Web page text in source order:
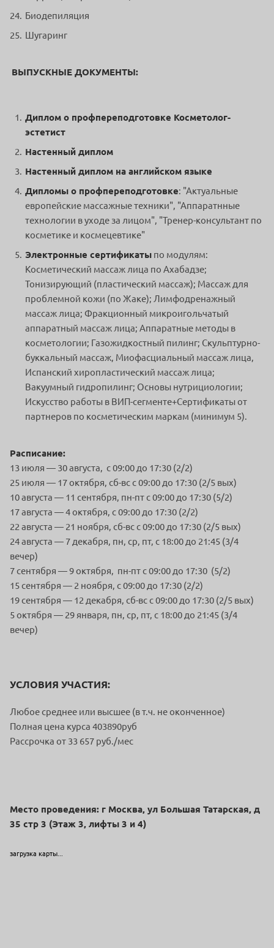
Биодепиляция
Шугаринг
ВЫПУСКНЫЕ ДОКУМЕНТЫ:
Диплом о профпереподготовке Косметолог-
эстетист
Настенный диплом
Настенный диплом на английском языке
Дипломы о профпереподготовке: "Актуальные
европейские массажные техники", "Аппаратнные
технологии в уходе за лицом", "Тренер-консультант по
косметике и космецевтике"
Электронные сертификаты по модулям:
Косметический массаж лица по Ахабадзе;
Тонизирующий (пластический массаж); Массаж для
проблемной кожи (по Жаке); Лимфодренажный
массаж лица; Фракционный микроигольчатый
аппаратный массаж лица; Аппаратные методы в
косметологии; Газожидкостный пилинг; Скульптурно-
буккальный массаж, Миофасциальный массаж лица,
Испанский хиропластический массаж лица;
Вакуумный гидропилинг; Основы нутрициологии;
Искусство работы в ВИП-сегменте+Сертификаты от
партнеров по косметическим маркам (минимум 5).
Расписание:
13 июля — 30 августа, c 09:00 до 17:30 (2/2)
25 июля — 17 октября, сб-вс c 09:00 до 17:30 (2/5 вых)
10 августа — 11 сентября, пн-пт c 09:00 до 17:30 (5/2)
17 августа — 4 октября, c 09:00 до 17:30 (2/2)
22 августа — 21 ноября, сб-вс c 09:00 до 17:30 (2/5 вых)
24 августа — 7 декабря, пн, ср, пт, c 18:00 до 21:45 (3/4
вечер)
7 сентября — 9 октября, пн-пт c 09:00 до 17:30 (5/2)
15 сентября — 2 ноября, c 09:00 до 17:30 (2/2)
19 сентября — 12 декабря, сб-вс c 09:00 до 17:30 (2/5 вых)
5 октября — 29 января, пн, ср, пт, c 18:00 до 21:45 (3/4
вечер)
УСЛОВИЯ УЧАСТИЯ:
Любое среднее или высшее (в т.ч. не оконченное)
Полная цена курса 403890руб
Рассрочка от 33 657 руб./мес
Место проведения: г Москва, ул Большая Татарская, д
35 стр 3 (Этаж 3, лифты 3 и 4)
загрузка карты...